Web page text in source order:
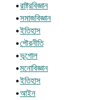
•রাষ্ট্রবিজ্ঞান
•সমাজবিজ্ঞান
•ইতিহাস
•পৌরনীতি
•ভূগোল
•মনোবিজ্ঞান
•ইতিহাস
•আইন